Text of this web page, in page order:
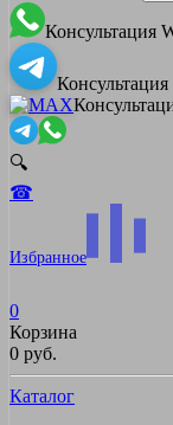
Консультация
Консультация
🔍
☎
Избранное
0
Корзина
0 руб.
Каталог